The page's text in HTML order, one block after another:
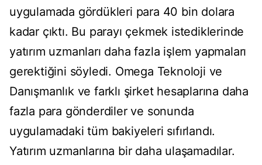
uygulamada gördükleri para 40 bin dolara
kadar çıktı. Bu parayı çekmek istediklerinde
yatırım uzmanları daha fazla işlem yapmaları
gerektiğini söyledi. Omega Teknoloji ve
Danışmanlık ve farklı şirket hesaplarına daha
fazla para gönderdiler ve sonunda
uygulamadaki tüm bakiyeleri sıfırlandı.
Yatırım uzmanlarına bir daha ulaşamadılar.